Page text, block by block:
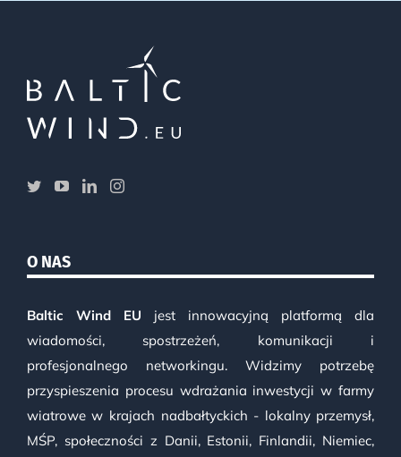
O NAS
Baltic Wind EU jest innowacyjną platformą dla
wiadomości, spostrzeżeń, komunikacji i
profesjonalnego networkingu. Widzimy potrzebę
przyspieszenia procesu wdrażania inwestycji w farmy
wiatrowe w krajach nadbałtyckich - lokalny przemysł,
MŚP, społeczności z Danii, Estonii, Finlandii, Niemiec,